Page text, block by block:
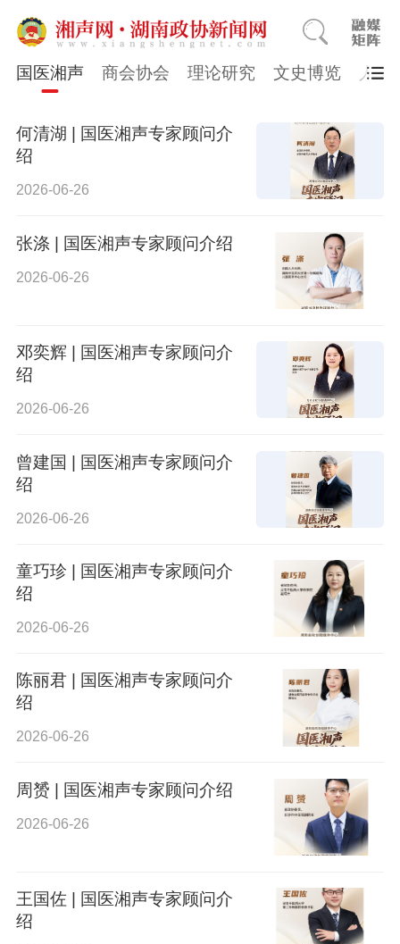
国医湘声 商会协会 理论研究 文史博览 人物
何清湖 | 国医湘声专家顾问介
绍
2026-06-26
张涤 | 国医湘声专家顾问介绍
2026-06-26
邓奕辉 | 国医湘声专家顾问介
绍
2026-06-26
曾建国 | 国医湘声专家顾问介
绍
2026-06-26
童巧珍 | 国医湘声专家顾问介
绍
2026-06-26
陈丽君 | 国医湘声专家顾问介
绍
2026-06-26
周赟 | 国医湘声专家顾问介绍
2026-06-26
王国佐 | 国医湘声专家顾问介
绍